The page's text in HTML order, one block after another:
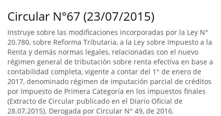
Circular N°67 (23/07/2015)
Instruye sobre las modificaciones incorporadas por la Ley N°
20.780, sobre Reforma Tributaria, a la Ley sobre Impuesto a la
Renta y demás normas legales, relacionadas con el nuevo
régimen general de tributación sobre renta efectiva en base a
contabilidad completa, vigente a contar del 1° de enero de
2017, denominado régimen de imputación parcial de créditos
por Impuesto de Primera Categoría en los impuestos finales
(Extracto de Circular publicado en el Diario Oficial de
28.07.2015). Derogada por Circular N° 49, de 2016.